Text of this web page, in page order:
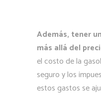
Además, tener
más allá del
el costo de la
seguro y los
estos gastos se